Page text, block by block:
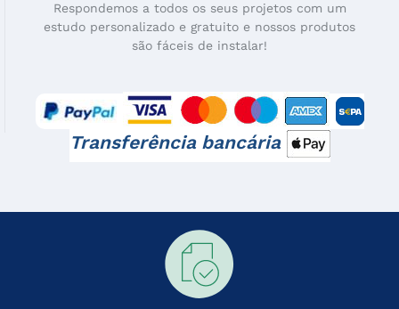
Respondemos a todos os seus projetos com um
estudo personalizado e gratuito e nossos produtos
são fáceis de instalar!
Transferência bancária